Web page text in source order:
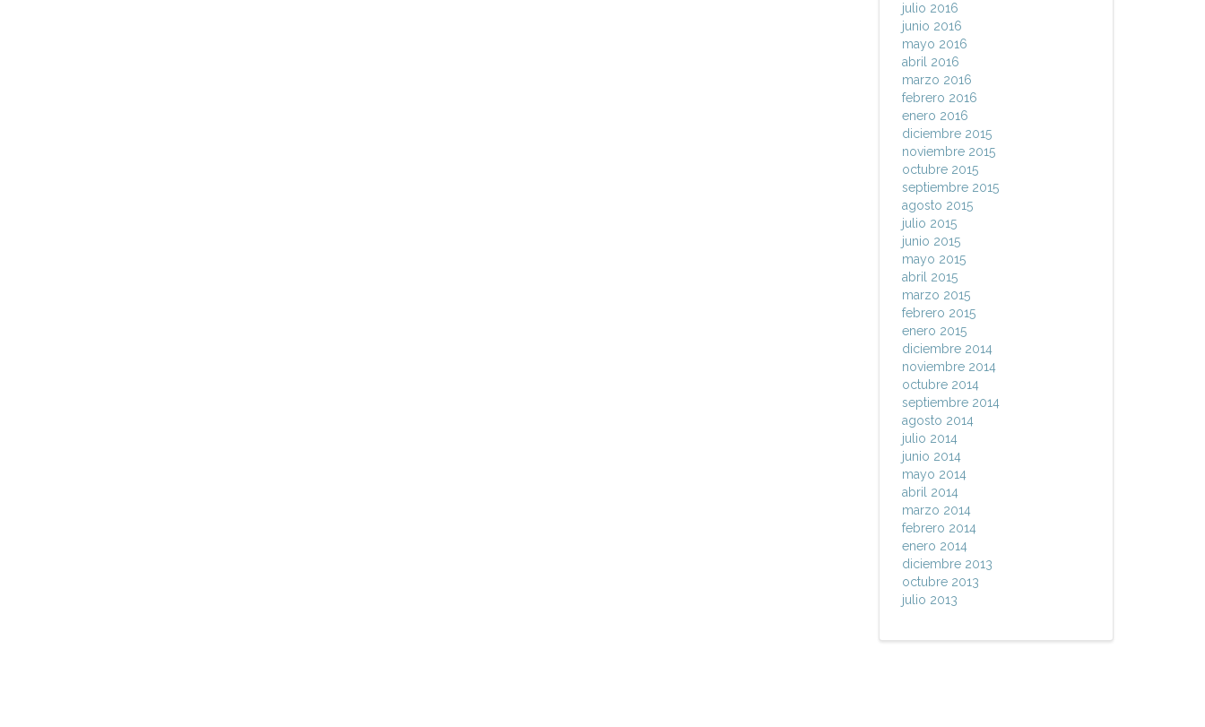
julio 2016
junio 2016
mayo 2016
abril 2016
marzo 2016
febrero 2016
enero 2016
diciembre 2015
noviembre 2015
octubre 2015
septiembre 2015
agosto 2015
julio 2015
junio 2015
mayo 2015
abril 2015
marzo 2015
febrero 2015
enero 2015
diciembre 2014
noviembre 2014
octubre 2014
septiembre 2014
agosto 2014
julio 2014
junio 2014
mayo 2014
abril 2014
marzo 2014
febrero 2014
enero 2014
diciembre 2013
octubre 2013
julio 2013